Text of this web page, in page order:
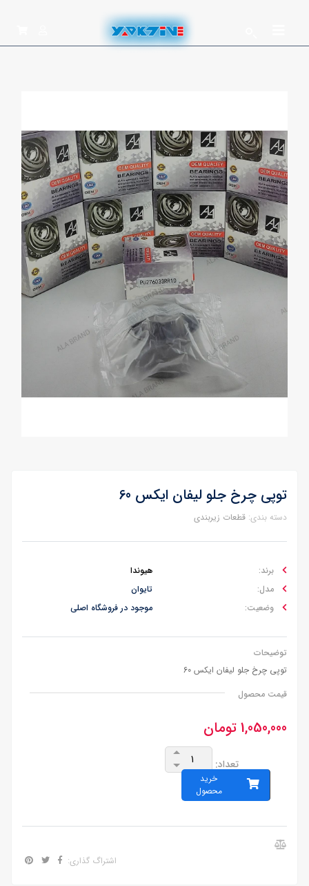
توپی چرخ جلو لیفان ایکس 60
دسته بندی: قطعات زیربندی
برند:
هیوندا
مدل:
تایوان
وضعیت:
موجود در فروشگاه اصلی
توضیحات
توپی چرخ جلو لیفان ایکس 60
قیمت محصول
1,050,000 تومان
تعداد:
خرید
محصول
اشتراگ گذاری: